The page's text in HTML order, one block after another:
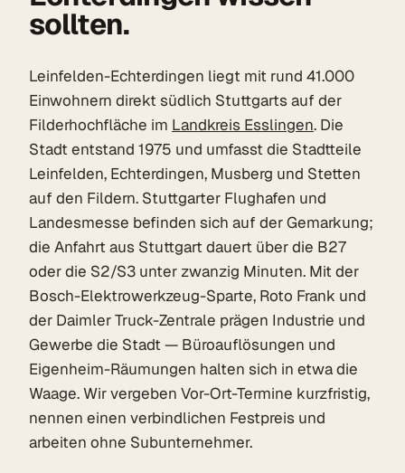
sollten.
Leinfelden-Echterdingen liegt mit rund 41.000
Einwohnern direkt südlich Stuttgarts auf der
Filderhochfläche im Landkreis Esslingen. Die
Stadt entstand 1975 und umfasst die Stadtteile
Leinfelden, Echterdingen, Musberg und Stetten
auf den Fildern. Stuttgarter Flughafen und
Landesmesse befinden sich auf der Gemarkung;
die Anfahrt aus Stuttgart dauert über die B27
oder die S2/S3 unter zwanzig Minuten. Mit der
Bosch-Elektrowerkzeug-Sparte, Roto Frank und
der Daimler Truck-Zentrale prägen Industrie und
Gewerbe die Stadt — Büroauflösungen und
Eigenheim-Räumungen halten sich in etwa die
Waage. Wir vergeben Vor-Ort-Termine kurzfristig,
nennen einen verbindlichen Festpreis und
arbeiten ohne Subunternehmer.